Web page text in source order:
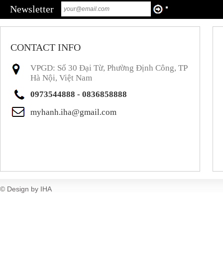
Newsletter
CONTACT INFO
VPGD: Số 30 Đại Từ, Phường Định Công, TP
Hà Nội, Việt Nam
0973544888 - 0836858888
myhanh.iha@gmail.com
© Design by IHA